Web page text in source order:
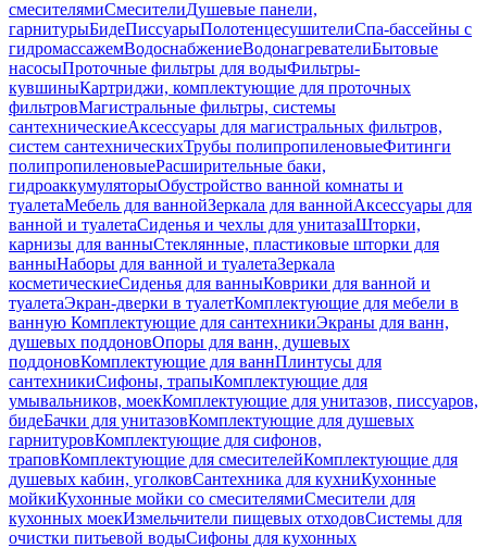
смесителямиСмесителиДушевые панели,
гарнитурыБидеПиссуарыПолотенцесушителиСпа-бассейны с
гидромассажемВодоснабжениеВодонагревателиБытовые
насосыПроточные фильтры для водыФильтры-
кувшиныКартриджи, комплектующие для проточных
фильтровМагистральные фильтры, системы
сантехническиеАксессуары для магистральных фильтров,
систем сантехническихТрубы полипропиленовыеФитинги
полипропиленовыеРасширительные баки,
гидроаккумуляторыОбустройство ванной комнаты и
туалетаМебель для ваннойЗеркала для ваннойАксессуары для
ванной и туалетаСиденья и чехлы для унитазаШторки,
карнизы для ванныСтеклянные, пластиковые шторки для
ванныНаборы для ванной и туалетаЗеркала
косметическиеСиденья для ванныКоврики для ванной и
туалетаЭкран-дверки в туалетКомплектующие для мебели в
ванную Комплектующие для сантехникиЭкраны для ванн,
душевых поддоновОпоры для ванн, душевых
поддоновКомплектующие для ваннПлинтусы для
сантехникиСифоны, трапыКомплектующие для
умывальников, моекКомплектующие для унитазов, писсуаров,
бидеБачки для унитазовКомплектующие для душевых
гарнитуровКомплектующие для сифонов,
траповКомплектующие для смесителейКомплектующие для
душевых кабин, уголковСантехника для кухниКухонные
мойкиКухонные мойки со смесителямиСмесители для
кухонных моекИзмельчители пищевых отходовСистемы для
очистки питьевой водыСифоны для кухонных